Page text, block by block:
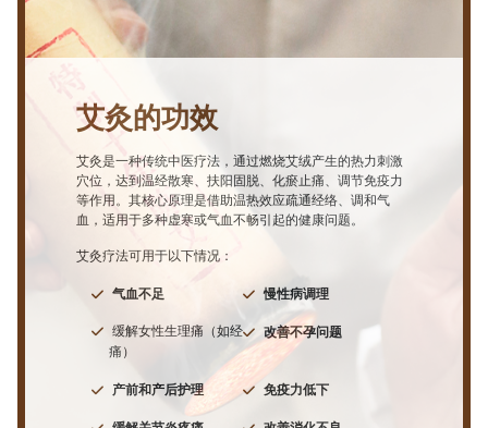
艾灸的功效
‌艾灸是一种传统中医疗法，通过燃烧艾绒产生的热力刺激
穴位，达到‌温经散寒、扶阳固脱、化瘀止痛、调节免疫力‌
等作用。其核心原理是借助温热效应疏通经络、调和气
血，适用于多种虚寒或气血不畅引起的健康问题。
艾灸疗法可用于以下情况：
气血不足 慢性病调理
缓解女性生理痛（如经
痛）
改善不孕问题
产前和产后护理 免疫力低下